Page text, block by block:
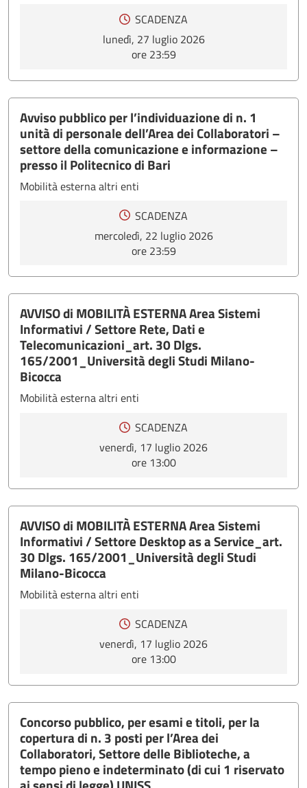
SCADENZA
lunedì, 27 luglio 2026
ore 23:59
Avviso pubblico per l’individuazione di n. 1
unità di personale dell’Area dei Collaboratori –
settore della comunicazione e informazione –
presso il Politecnico di Bari
Mobilità esterna altri enti
SCADENZA
mercoledì, 22 luglio 2026
ore 23:59
AVVISO di MOBILITÀ ESTERNA Area Sistemi
Informativi / Settore Rete, Dati e
Telecomunicazioni_art. 30 Dlgs.
165/2001_Università degli Studi Milano-
Bicocca
Mobilità esterna altri enti
SCADENZA
venerdì, 17 luglio 2026
ore 13:00
AVVISO di MOBILITÀ ESTERNA Area Sistemi
Informativi / Settore Desktop as a Service_art.
30 Dlgs. 165/2001_Università degli Studi
Milano-Bicocca
Mobilità esterna altri enti
SCADENZA
venerdì, 17 luglio 2026
ore 13:00
Concorso pubblico, per esami e titoli, per la
copertura di n. 3 posti per l’Area dei
Collaboratori, Settore delle Biblioteche, a
tempo pieno e indeterminato (di cui 1 riservato